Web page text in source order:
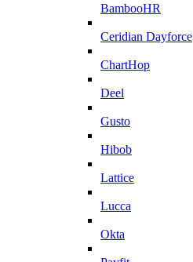
BambooHR
Ceridian Dayforce
ChartHop
Deel
Gusto
Hibob
Lattice
Lucca
Okta